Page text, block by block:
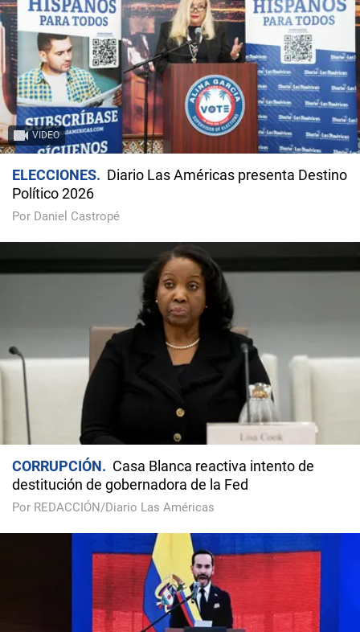
VIDEO
ELECCIONES
Diario Las Américas presenta Destino
Político 2026
Por Daniel Castropé
CORRUPCIÓN
Casa Blanca reactiva intento de
destitución de gobernadora de la Fed
Por REDACCIÓN/Diario Las Américas